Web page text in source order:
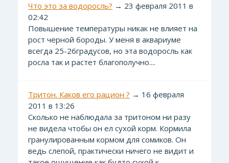
Что это за водоросль? → 23 февраля 2011 в
02:42
Повышение температуры никак не влияет на
рост черной бороды. У меня в аквариуме
всегда 25-26градусов, но эта водоросль как
росла так и растет благополучно....
Тритон. Каков его рацион ? → 16 февраля
2011 в 13:26
Сколько не наблюдала за тритоном ни разу
не видела чтобы он ел сухой корм. Кормила
гранулированным кормом для сомиков. Он
ведь слепой, практически ничего не видит и